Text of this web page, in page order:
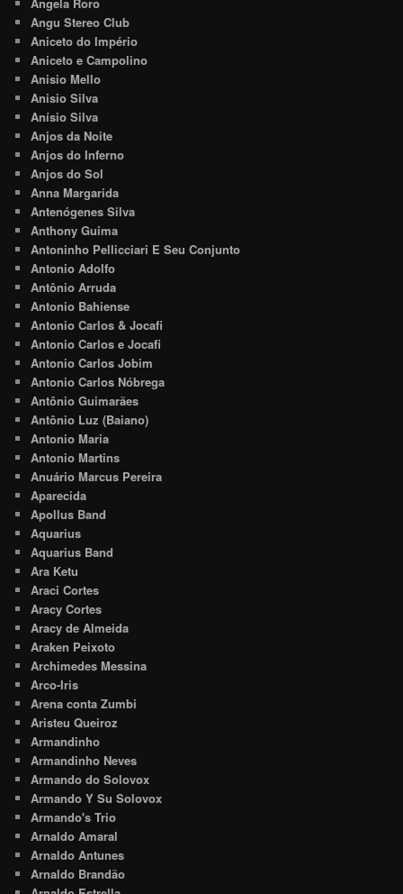
Angu Stereo Club
Aniceto do Império
Aniceto e Campolino
Anisio Mello
Anisio Silva
Anísio Silva
Anjos da Noite
Anjos do Inferno
Anjos do Sol
Anna Margarida
Antenógenes Silva
Anthony Guima
Antoninho Pellicciari E Seu Conjunto
Antonio Adolfo
Antônio Arruda
Antonio Bahiense
Antonio Carlos & Jocafi
Antonio Carlos e Jocafi
Antonio Carlos Jobim
Antonio Carlos Nóbrega
Antônio Guimarães
Antônio Luz (Baiano)
Antonio Maria
Antonio Martins
Anuário Marcus Pereira
Aparecida
Apollus Band
Aquarius
Aquarius Band
Ara Ketu
Araci Cortes
Aracy Cortes
Aracy de Almeida
Araken Peixoto
Archimedes Messina
Arco-Iris
Arena conta Zumbi
Aristeu Queiroz
Armandinho
Armandinho Neves
Armando do Solovox
Armando Y Su Solovox
Armando's Trio
Arnaldo Amaral
Arnaldo Antunes
Arnaldo Brandão